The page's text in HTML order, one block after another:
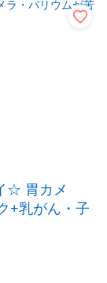
☆ 胃カメ
+乳がん・子